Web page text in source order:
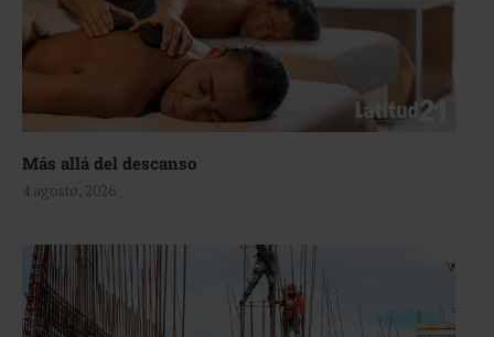
Más allá del descanso
4 agosto, 2026